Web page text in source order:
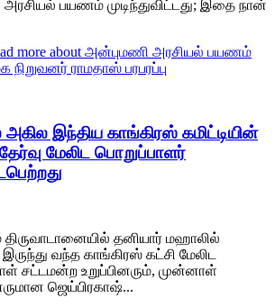
பயணம் முடிந்துவிட்டது; இதை நான்
more about அன்புமணி அரசியல் பயணம்
நிறுவனர் ராமதாஸ் பரபரப்பு
அகில இந்திய காங்கிரஸ் கமிட்டியின்
மேலிட பொறுப்பாளர்
திருவாடானையில் தனியார் மஹாலில்
வந்த காங்கிரஸ் கட்சி மேலிட
சட்டமன்ற உறுப்பினரும், முன்னாள்
ஜெய்பிரகாஷ்...